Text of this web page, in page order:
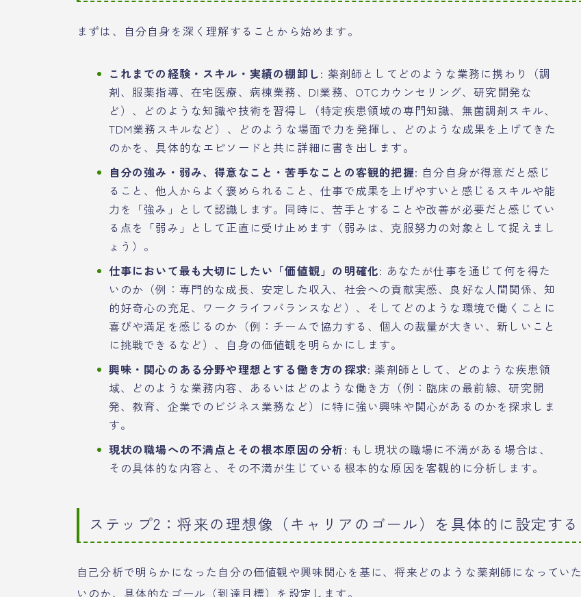
まずは、自分自身を深く理解することから始めます。
これまでの経験・スキル・実績の棚卸し: 薬剤師としてどのような業務に携わり（調
剤、服薬指導、在宅医療、病棟業務、DI業務、OTCカウンセリング、研究開発な
ど）、どのような知識や技術を習得し（特定疾患領域の専門知識、無菌調剤スキル、
TDM業務スキルなど）、どのような場面で力を発揮し、どのような成果を上げてきた
のかを、具体的なエピソードと共に詳細に書き出します。
自分の強み・弱み、得意なこと・苦手なことの客観的把握: 自分自身が得意だと感じ
ること、他人からよく褒められること、仕事で成果を上げやすいと感じるスキルや能
力を「強み」として認識します。同時に、苦手とすることや改善が必要だと感じてい
る点を「弱み」として正直に受け止めます（弱みは、克服努力の対象として捉えまし
ょう）。
仕事において最も大切にしたい「価値観」の明確化: あなたが仕事を通じて何を得た
いのか（例：専門的な成長、安定した収入、社会への貢献実感、良好な人間関係、知
的好奇心の充足、ワークライフバランスなど）、そしてどのような環境で働くことに
喜びや満足を感じるのか（例：チームで協力する、個人の裁量が大きい、新しいこと
に挑戦できるなど）、自身の価値観を明らかにします。
興味・関心のある分野や理想とする働き方の探求: 薬剤師として、どのような疾患領
域、どのような業務内容、あるいはどのような働き方（例：臨床の最前線、研究開
発、教育、企業でのビジネス業務など）に特に強い興味や関心があるのかを探求しま
す。
現状の職場への不満点とその根本原因の分析: もし現状の職場に不満がある場合は、
その具体的な内容と、その不満が生じている根本的な原因を客観的に分析します。
ステップ2：将来の理想像（キャリアのゴール）を具体的に設定する
自己分析で明らかになった自分の価値観や興味関心を基に、将来どのような薬剤師になっていた
いのか、具体的なゴール（到達目標）を設定します。